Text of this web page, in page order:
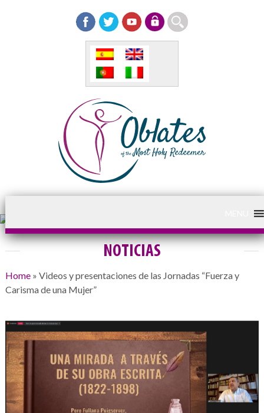
NOTICIAS
Home» Videos y presentaciones de las Jornadas “Fuerza y
Carisma de una Mujer”